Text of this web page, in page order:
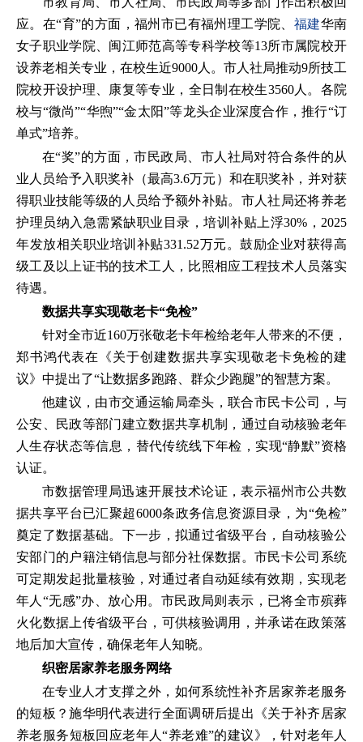
应。在“育”的方面，福州市已有福州理工学院、 福建华南
女子职业学院、闽江师范高等专科学校等13所市属院校开
设养老相关专业，在校生近9000人。市人社局推动9所技工
院校开设护理、康复等专业，全日制在校生3560人。各院
校与“微尚”“华煦”“金太阳”等龙头企业深度合作，推行“订
单式”培养。
在“奖”的方面，市民政局、市人社局对符合条件的从
业人员给予入职奖补（最高3.6万元）和在职奖补，并对获
得职业技能等级的人员给予额外补贴。市人社局还将养老
护理员纳入急需紧缺职业目录，培训补贴上浮30%，2025
年发放相关职业培训补贴331.52万元。鼓励企业对获得高
级工及以上证书的技术工人，比照相应工程技术人员落实
待遇。
数据共享实现敬老卡“免检”
针对全市近160万张敬老卡年检给老年人带来的不便，
郑书鸿代表在《关于创建数据共享实现敬老卡免检的建
议》中提出了“让数据多跑路、群众少跑腿”的智慧方案。
他建议，由市交通运输局牵头，联合市民卡公司，与
公安、民政等部门建立数据共享机制，通过自动核验老年
人生存状态等信息，替代传统线下年检，实现“静默”资格
认证。
市数据管理局迅速开展技术论证，表示福州市公共数
据共享平台已汇聚超6000条政务信息资源目录，为“免检”
奠定了数据基础。下一步，拟通过省级平台，自动核验公
安部门的户籍注销信息与部分社保数据。市民卡公司系统
可定期发起批量核验，对通过者自动延续有效期，实现老
年人“无感”办、放心用。市民政局则表示，已将全市殡葬
火化数据上传省级平台，可供核验调用，并承诺在政策落
地后加大宣传，确保老年人知晓。
织密居家养老服务网络
在专业人才支撑之外，如何系统性补齐居家养老服务
的短板？施华明代表进行全面调研后提出《关于补齐居家
养老服务短板回应老年人“养老难”的建议》，针对老年人